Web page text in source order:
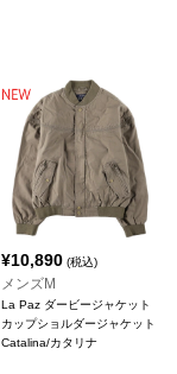
¥10,890 (税込)
メンズM
La Paz ダービージャケット
カップショルダージャケット
Catalina/カタリナ